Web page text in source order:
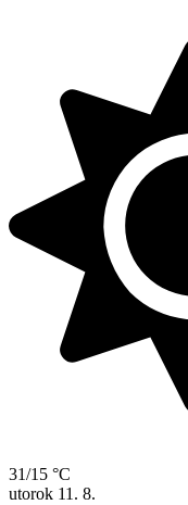
31/15 °C
utorok 11. 8.